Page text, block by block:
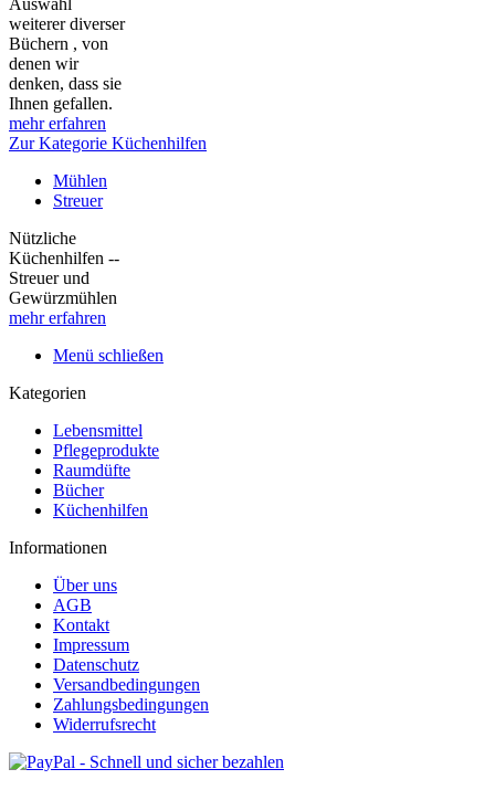
Auswahl
weiterer diverser
Büchern , von
denen wir
denken, dass sie
Ihnen gefallen.
mehr erfahren
Zur Kategorie Küchenhilfen
Mühlen
Streuer
Nützliche
Küchenhilfen --
Streuer und
Gewürzmühlen
mehr erfahren
Menü schließen
Kategorien
Lebensmittel
Pflegeprodukte
Raumdüfte
Bücher
Küchenhilfen
Informationen
Über uns
AGB
Kontakt
Impressum
Datenschutz
Versandbedingungen
Zahlungsbedingungen
Widerrufsrecht